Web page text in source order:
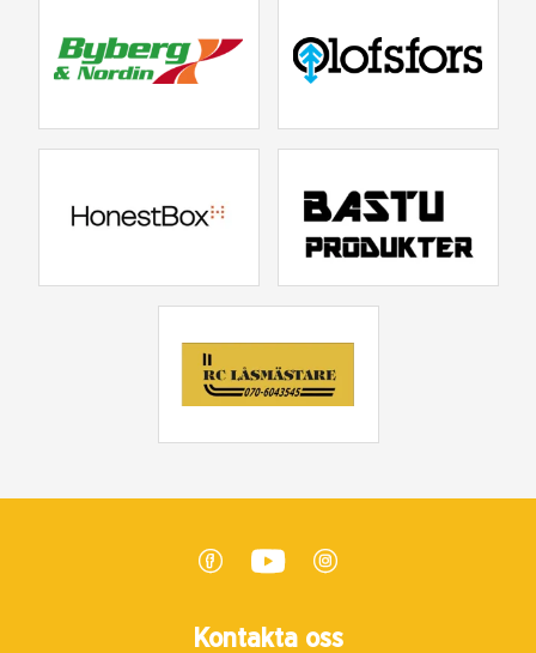
Kontakta oss